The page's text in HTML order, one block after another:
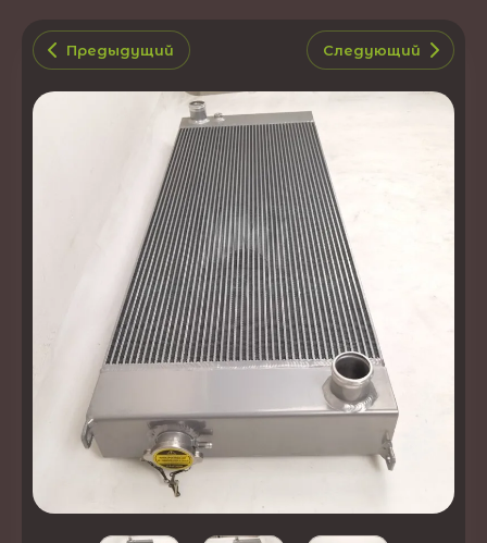
Предыдущий Следующий